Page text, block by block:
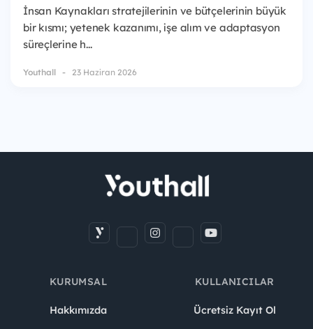
İnsan Kaynakları stratejilerinin ve bütçelerinin büyük
bir kısmı; yetenek kazanımı, işe alım ve adaptasyon
süreçlerine h...
Youthall 23 Haziran 2026
KURUMSAL
Hakkımızda
KULLANICILAR
Ücretsiz Kayıt Ol